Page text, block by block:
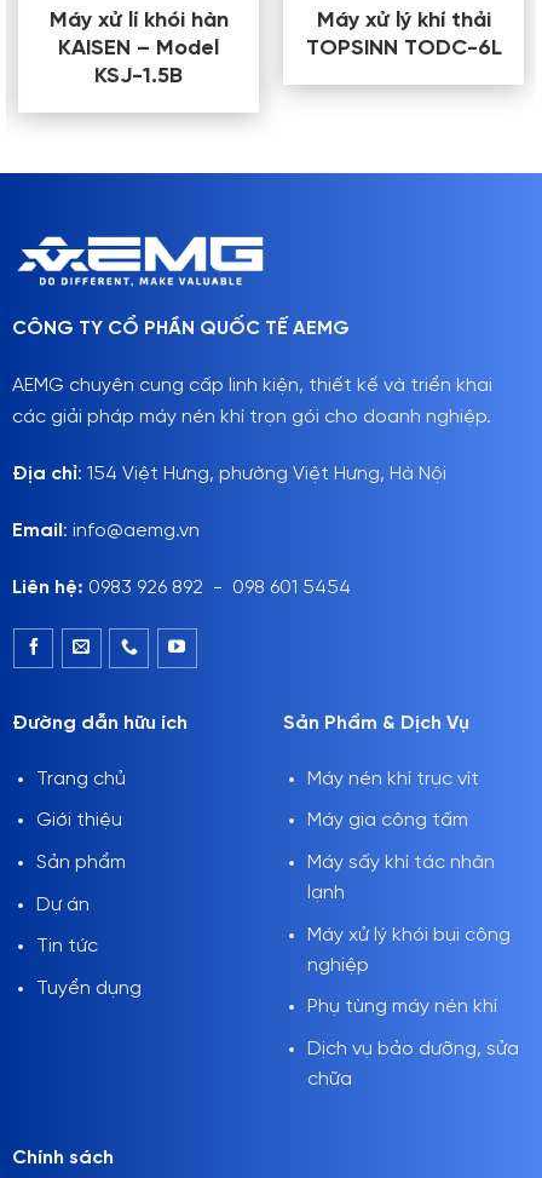
Máy xử lí khói hàn
KAISEN – Model
KSJ-1.5B
Máy xử lý khí thải
TOPSINN TODC-6L
CÔNG TY CỔ PHẦN QUỐC TẾ AEMG
AEMG chuyên cung cấp linh kiện, thiết kế và triển khai
các giải pháp máy nén khí trọn gói cho doanh nghiệp.
Địa chỉ: 154 Việt Hưng, phường Việt Hưng, Hà Nội
Email : info@aemg.vn
Liên hệ: 0983 926 892 - 098 601 5454
Đường dẫn hữu ích
Trang chủ
Giới thiệu
Sản phẩm
Dự án
Tin tức
Tuyển dụng
Sản Phẩm & Dịch Vụ
Máy nén khí trục vít
Máy gia công tấm
Máy sấy khí tác nhân
lạnh
Máy xử lý khói bụi công
nghiệp
Phụ tùng máy nén khí
Dịch vụ bảo dưỡng, sửa
chữa
Chính sách